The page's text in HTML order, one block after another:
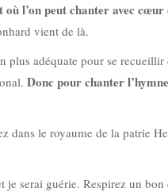
où l’on peut chanter avec
vient de là.
adéquate pour se recueillir
Donc pour chanter
dans le royaume de la patrie
serai guérie. Respirez un